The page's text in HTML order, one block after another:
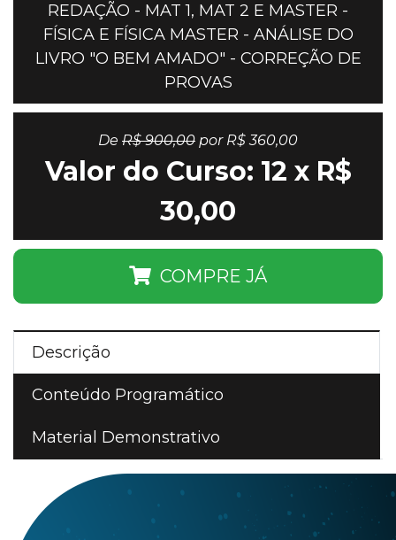
Descrição
Conteúdo Programático
Material Demonstrativo
REDAÇÃO - MAT 1, MAT 2 E MASTER -
FÍSICA E FÍSICA MASTER - ANÁLISE DO
LIVRO "O BEM AMADO" - CORREÇÃO DE
PROVAS
De R$ 900,00 por R$ 360,00
Valor do Curso: 12 x R$
30,00
COMPRE JÁ